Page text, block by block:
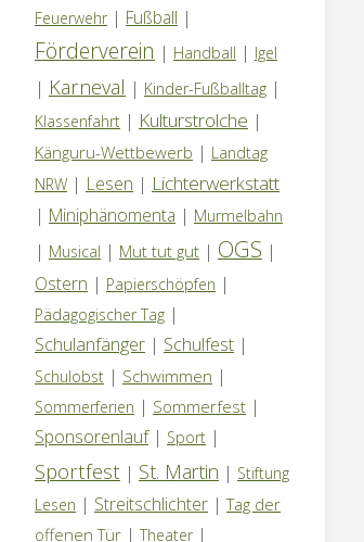
Feuerwehr | Fußball |
Förderverein | Handball | Igel
| Karneval | Kinder-Fußballtag |
Klassenfahrt | Kulturstrolche |
Känguru-Wettbewerb | Landtag
NRW | Lesen | Lichterwerkstatt
| Miniphänomenta | Murmelbahn
| Musical | Mut tut gut | OGS |
Ostern | Papierschöpfen |
Pädagogischer Tag |
Schulanfänger | Schulfest |
Schulobst | Schwimmen |
Sommerferien | Sommerfest |
Sponsorenlauf| Sport |
Sportfest | St. Martin | Stiftung
Lesen | Streitschlichter |Tag der
offenen Tür | Theater |